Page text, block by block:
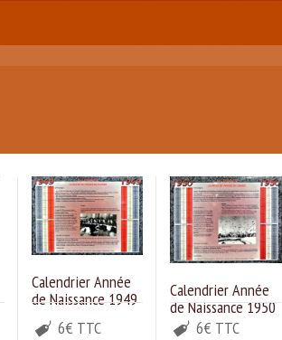
Calendrier Année
de Naissance 1949
6€ TTC
Calendrier Année
de Naissance 1950
6€ TTC